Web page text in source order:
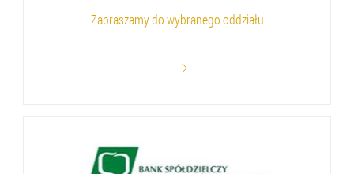
Zapraszamy do wybranego oddziału